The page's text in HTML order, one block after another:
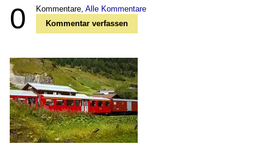
0 Kommentare, Alle Kommentare
Kommentar verfassen